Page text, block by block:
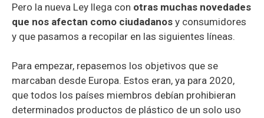
Pero la nueva Ley llega con otras muchas novedades
que nos afectan como ciudadanos y consumidores
y que pasamos a recopilar en las siguientes líneas.
Para empezar, repasemos los objetivos que se
marcaban desde Europa. Estos eran, ya para 2020,
que todos los países miembros debían prohibieran
determinados productos de plástico de un solo uso